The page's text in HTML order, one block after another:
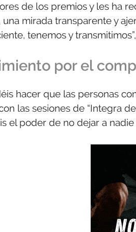
de los premios y les ha
mirada transparente y
tenemos y
por el
hacer que las personas
las sesiones de “Integra
el poder de no dejar a